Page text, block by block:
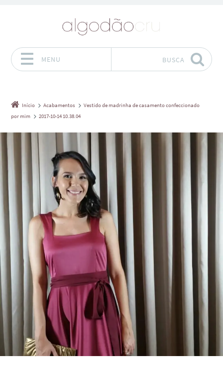
MENU BUSCA
Início Acabamentos
Vestido de madrinha de casamento confeccionado
por mim
2017-10-14 10.38.04